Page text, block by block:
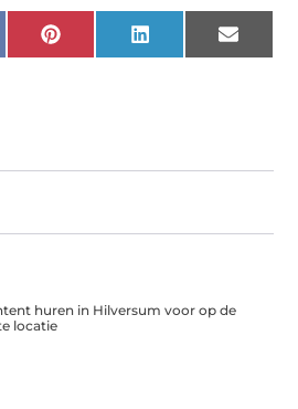
Pinterest LinkedIn Email
huren in Hilversum voor op de
locatie